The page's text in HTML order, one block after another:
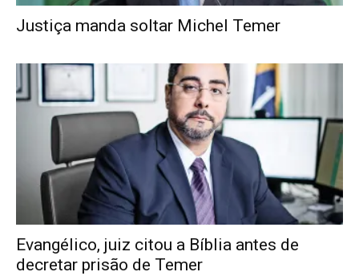
Justiça manda soltar Michel Temer
Evangélico, juiz citou a Bíblia antes de
decretar prisão de Temer